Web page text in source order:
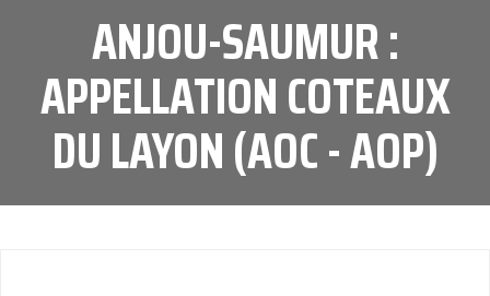
ANJOU-SAUMUR :
APPELLATION COTEAUX
DU LAYON (AOC - AOP)